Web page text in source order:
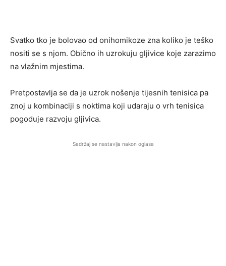
Svatko tko je bolovao od onihomikoze zna koliko je teško
nositi se s njom. Obično ih uzrokuju gljivice koje zarazimo
na vlažnim mjestima.
Pretpostavlja se da je uzrok nošenje tijesnih tenisica pa
znoj u kombinaciji s noktima koji udaraju o vrh tenisica
pogoduje razvoju gljivica.
Sadržaj se nastavlja nakon oglasa